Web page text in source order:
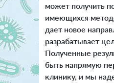
может получить
имеющихся
дает новое
разрабатывает
Полученные
быть напрямую
клинику, и мы